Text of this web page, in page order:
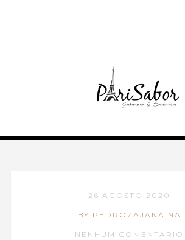
26 AGOSTO 2020
BY PEDROZAJANAINA
NENHUM COMENTÁRIO